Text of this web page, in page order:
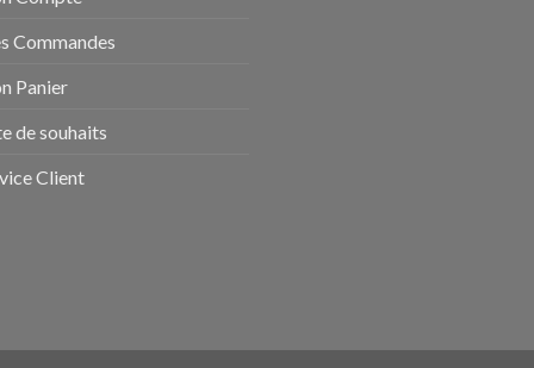
Commandes
Panier
de souhaits
Client